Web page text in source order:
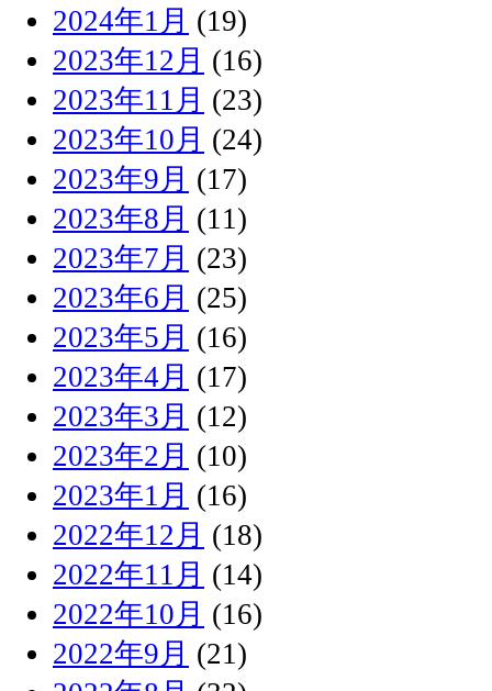
2024年1月 (19)
2023年12月 (16)
2023年11月 (23)
2023年10月 (24)
2023年9月 (17)
2023年8月 (11)
2023年7月 (23)
2023年6月 (25)
2023年5月 (16)
2023年4月 (17)
2023年3月 (12)
2023年2月 (10)
2023年1月 (16)
2022年12月 (18)
2022年11月 (14)
2022年10月 (16)
2022年9月 (21)